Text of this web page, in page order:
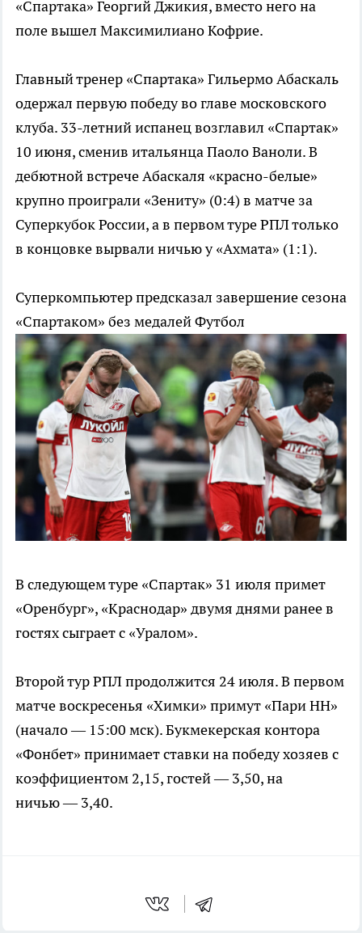
«Спартака» Георгий Джикия, вместо него на
поле вышел Максимилиано Кофрие.
Главный тренер «Спартака» Гильермо Абаскаль
одержал первую победу во главе московского
клуба. 33-летний испанец возглавил «Спартак»
10 июня, сменив итальянца Паоло Ваноли. В
дебютной встрече Абаскаля «красно-белые»
крупно проиграли «Зениту» (0:4) в матче за
Суперкубок России, а в первом туре РПЛ только
в концовке вырвали ничью у «Ахмата» (1:1).
Суперкомпьютер предсказал завершение сезона
«Спартаком» без медалейФутбол
В следующем туре «Спартак» 31 июля примет
«Оренбург», «Краснодар» двумя днями ранее в
гостях сыграет с «Уралом».
Второй тур РПЛ продолжится 24 июля. В первом
матче воскресенья «Химки» примут «Пари НН»
(начало — 15:00 мск). Букмекерская контора
«Фонбет» принимает ставки на победу хозяев с
коэффициентом 2,15, гостей — 3,50, на
ничью — 3,40.